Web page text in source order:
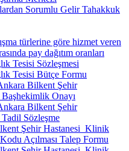
Sorumlu Gelir Tahakkuk
türlerine göre hizmet veren
pay dağıtım oranları
Tesisi Sözleşmesi
Tesisi Bütçe Formu
Bilkent Şehir
Onayı
Bilkent Şehir
Sözleşme
Şehir Hastanesi_Klinik
Açılması Talep Formu